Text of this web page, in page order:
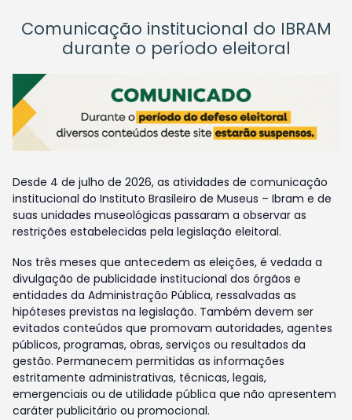
Comunicação institucional do IBRAM
durante o período eleitoral
Desde 4 de julho de 2026, as atividades de comunicação
institucional do Instituto Brasileiro de Museus – Ibram e de
suas unidades museológicas passaram a observar as
restrições estabelecidas pela legislação eleitoral.
Nos três meses que antecedem as eleições, é vedada a
divulgação de publicidade institucional dos órgãos e
entidades da Administração Pública, ressalvadas as
hipóteses previstas na legislação. Também devem ser
evitados conteúdos que promovam autoridades, agentes
públicos, programas, obras, serviços ou resultados da
gestão. Permanecem permitidas as informações
estritamente administrativas, técnicas, legais,
emergenciais ou de utilidade pública que não apresentem
caráter publicitário ou promocional.